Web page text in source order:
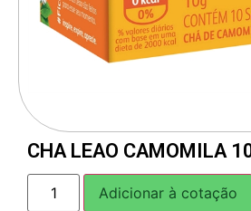
CHA LEAO CAMOMILA
Adicionar à cotação